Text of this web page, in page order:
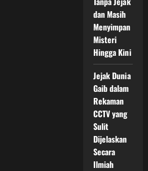
dan Masih
Menyimpan
Misteri
Hingga Kini
Jejak Dunia
Gaib dalam
Rekaman
CCTV yang
Sulit
Dijelaskan
Secara
Ilmiah